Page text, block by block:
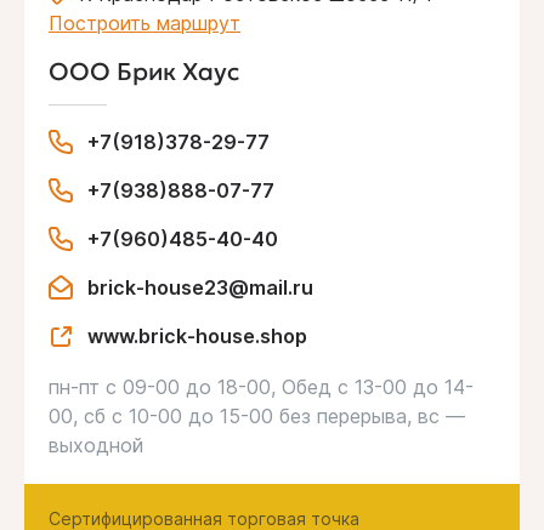
Построить маршрут
ООО Брик Хаус
+7(918)378-29-77
+7(938)888-07-77
+7(960)485-40-40
brick-house23@mail.ru
www.brick-house.shop
пн-пт с 09-00 до 18-00, Обед с 13-00 до 14-
00, сб с 10-00 до 15-00 без перерыва, вс —
выходной
Сертифицированная торговая точка